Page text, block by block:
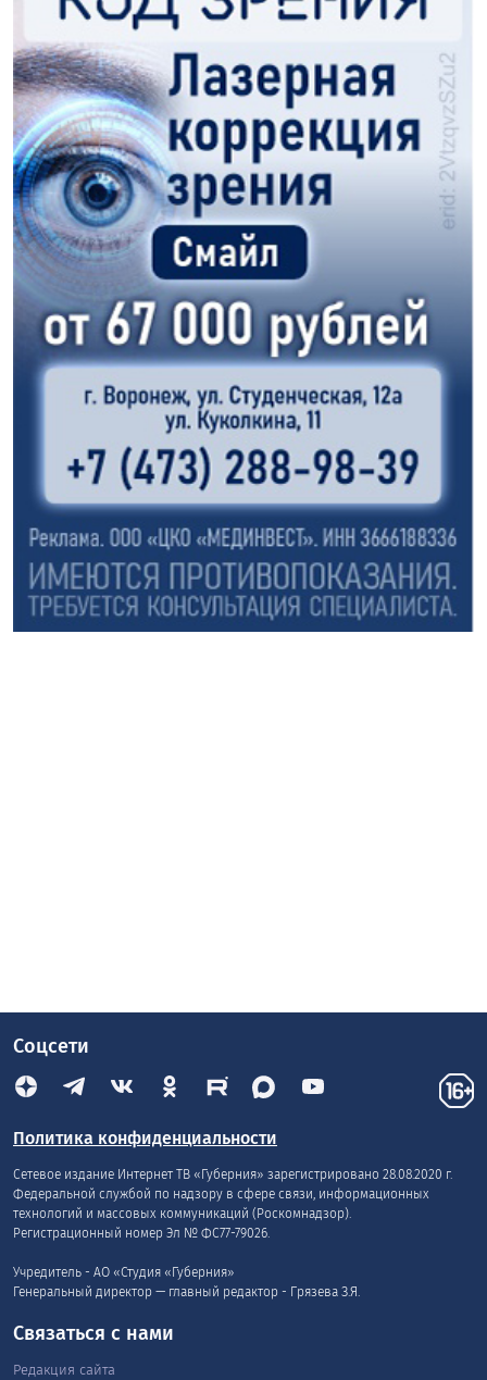
Соцсети
Политика конфиденциальности
Сетевое издание Интернет ТВ «Губерния» зарегистрировано 28.08.2020 г.
Федеральной службой по надзору в сфере связи, информационных
технологий и массовых коммуникаций (Роскомнадзор).
Регистрационный номер Эл № ФС77-79026.
Учредитель - АО «Студия «Губерния»
Генеральный директор — главный редактор - Грязева З.Я.
Связаться с нами
Редакция сайта